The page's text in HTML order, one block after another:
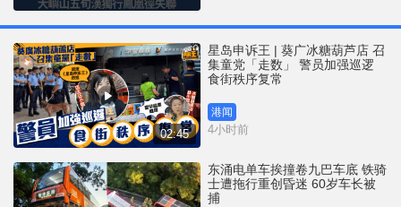
02:45
星岛申诉王 | 葵广冰糖葫芦店 召
集童党「走数」 警员加强巡逻
食街秩序复常
港闻
4小时前
东涌电单车挨撞卷九巴车底 铁骑
士遭拖行重创昏迷 60岁车长被
捕